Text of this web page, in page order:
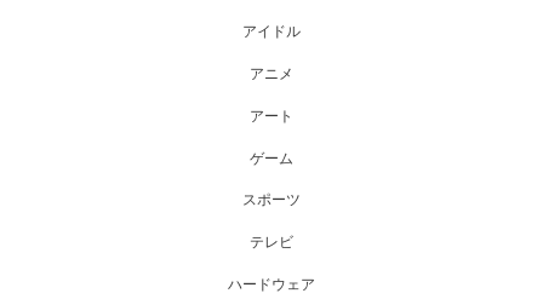
アイドル
アニメ
アート
ゲーム
スポーツ
テレビ
ハードウェア